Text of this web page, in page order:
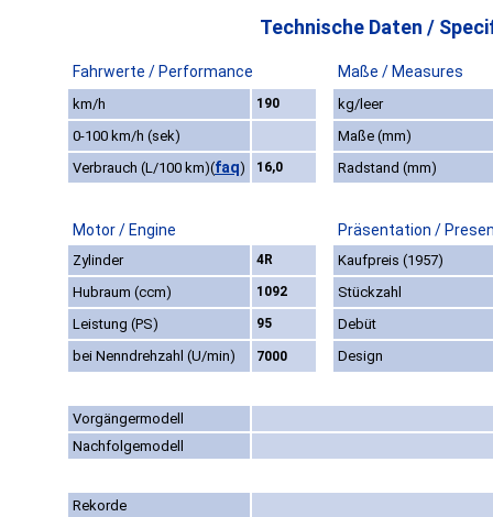
Technische Daten /
Fahrwerte / Performance Maße / Measures
km/h 190
kg/leer
0-100 km/h (sek)
Maße (mm)
Verbrauch (L/100 km)(faq) 16,0 Radstand (mm)
Motor / Engine Präsentation /
Zylinder 4R
Kaufpreis (1957)
Hubraum (ccm)
1092
Stückzahl
Leistung (PS)
95
Debüt
bei Nenndrehzahl (U/min)
7000 Design
Vorgängermodell
Nachfolgemodell
Rekorde